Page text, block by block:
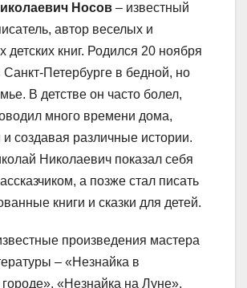
Носов – известный
автор веселых и
детских книг. Родился 20 ноября
Санкт-Петербурге в бедной, но
В детстве он часто болел,
много времени дома,
и создавая различные истории.
Николаевич показал себя
а позже стал писать
книги и сказки для детей.
произведения мастера
– «Незнайка в
«Незнайка на Луне»,